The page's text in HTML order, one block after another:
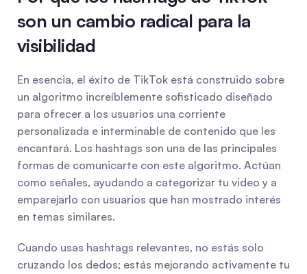
son un cambio radical para la
visibilidad
En esencia, el éxito de TikTok está construido sobre
un algoritmo increíblemente sofisticado diseñado
para ofrecer a los usuarios una corriente
personalizada e interminable de contenido que les
encantará. Los hashtags son una de las principales
formas de comunicarte con este algoritmo. Actúan
como señales, ayudando a categorizar tu video y a
emparejarlo con usuarios que han mostrado interés
en temas similares.
Cuando usas hashtags relevantes, no estás solo
cruzando los dedos; estás mejorando activamente tu